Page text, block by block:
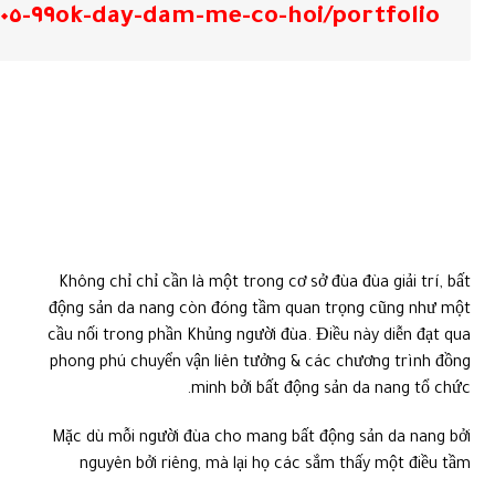
portfolio/٩٩ok-day-dam-me-co-hoi-٠٥-٠٨-٢٠٢٥
Không chỉ chỉ cần là một trong cơ sở đùa đùa giải trí, bất
động sản da nang còn đóng tầm quan trọng cũng như một
cầu nối trong phần Khủng người đùa. Điều này diễn đạt qua
phong phú chuyển vận liên tưởng & các chương trình đồng
minh bởi bất động sản da nang tổ chức.
Mặc dù mỗi người đùa cho mang bất động sản da nang bởi
nguyên bởi riêng, mà lại họ các sắm thấy một điều tầm